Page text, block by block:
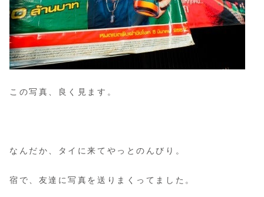
この写真、良く見ます。
なんだか、タイに来てやっとのんびり。
宿で、友達に写真を送りまくってました。